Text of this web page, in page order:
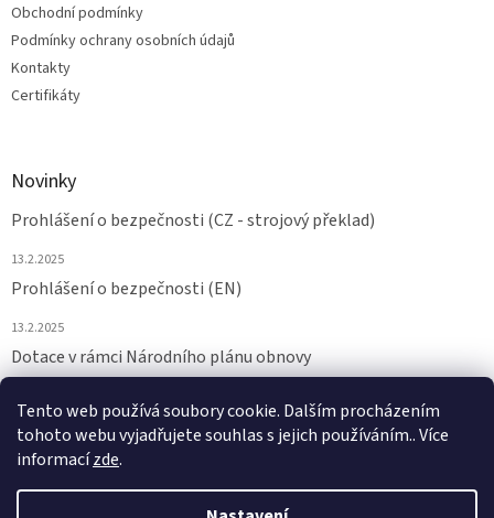
Tento web používá soubory cookie. Dalším procházením
tohoto webu vyjadřujete souhlas s jejich používáním.. Více
informacízde.
Obchodní podmínky
Podmínky ochrany osobních údajů
Kontakty
Certifikáty
Novinky
Prohlášení o bezpečnosti (CZ - strojový překlad)
13.2.2025
Prohlášení o bezpečnosti (EN)
13.2.2025
Dotace v rámci Národního plánu obnovy
ARCHIV